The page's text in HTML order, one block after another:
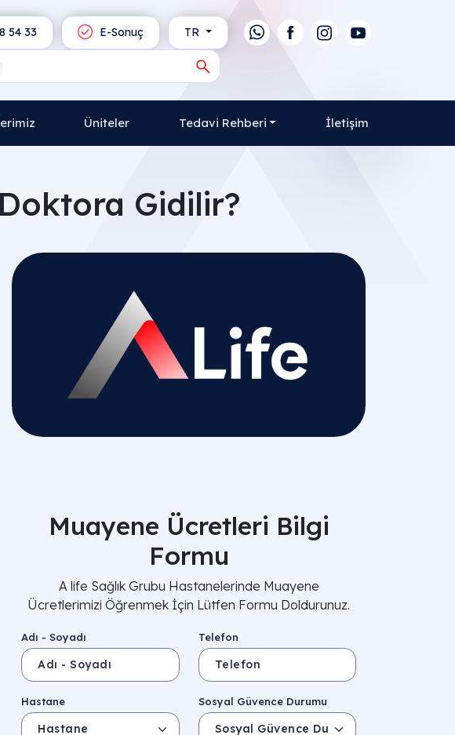
TR
E-Sonuç
54 33
Üniteler Tedavi Rehberi İletişim
Gidilir​?
Muayene Ücretleri Bilgi
Formu
A life Sağlık Grubu Hastanelerinde Muayene
Ücretlerimizi Öğrenmek İçin Lütfen Formu Doldurunuz.
Adı - Soyadı Telefon
Hastane Sosyal Güvence Durumu